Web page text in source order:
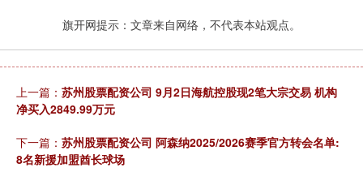
旗开网提示：文章来自网络，不代表本站观点。
上一篇： 苏州股票配资公司 9月2日海航控股现2笔大宗交易 机构
净买入2849.99万元
下一篇： 苏州股票配资公司 阿森纳2025/2026赛季官方转会名单:
8名新援加盟酋长球场